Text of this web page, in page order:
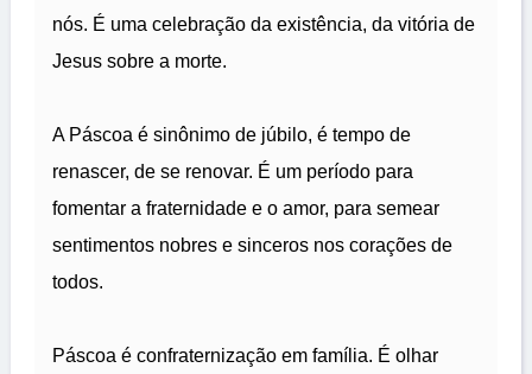
nós. É uma celebração da existência, da vitória de
Jesus sobre a morte.
A Páscoa é sinônimo de júbilo, é tempo de
renascer, de se renovar. É um período para
fomentar a fraternidade e o amor, para semear
sentimentos nobres e sinceros nos corações de
todos.
Páscoa é confraternização em família. É olhar